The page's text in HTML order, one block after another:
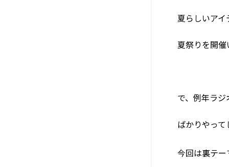
夏らしいア
夏祭りを開
で、例年ラ
ばかりやっ
今回は裏テ